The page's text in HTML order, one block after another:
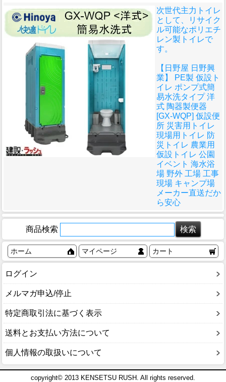
次世代主力トイレ
として、リサイク
ル可能なポリエチ
レン製トイレで
す。
【日野屋 日野興
業】 PE製 仮設ト
イレ ポンプ式簡
易水洗タイプ 洋
式 陶器製便器
[GX-WQP] 仮設便
所 災害用トイレ
現場用トイレ 防
災トイレ 農業用
仮設トイレ 公園
イベント 海水浴
場 野外 工場 工事
現場 キャンプ場
メーカー直送だか
ら安心
商品検索
ホーム マイページ カート
ログイン
メルマガ申込/停止
特定商取引法に基づく表示
送料とお支払い方法について
個人情報の取扱いについて
copyright© 2013 KENSETSU RUSH. All rights reserved.